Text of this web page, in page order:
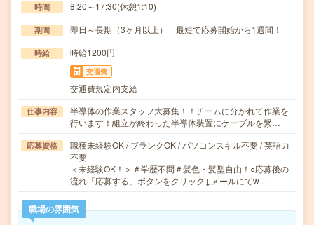
時間 8:20～17:30(休憩1:10)
期間 即日～長期（3ヶ月以上） 最短で応募開始から1週間！
時給 時給1200円
交通費
交通費規定内支給
仕事内容
半導体の作業スタッフ大募集！！チームに分かれて作業を
行います！組立が終わった半導体装置にケーブルを繋…
応募資格
職種未経験OK / ブランクOK / パソコンスキル不要 / 英語力
不要
＜未経験OK！＞＃学歴不問＃髪色・髪型自由！○応募後の
流れ「応募する」ボタンをクリック↓メールにてw…
職場の雰囲気